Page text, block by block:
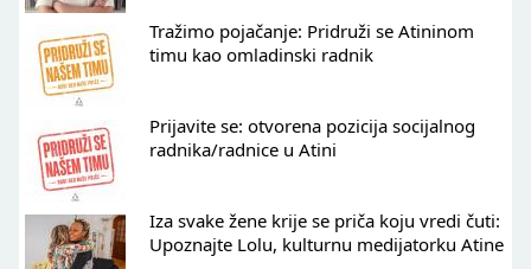
Tražimo pojačanje: Pridruži se Atininom
timu kao omladinski radnik
Prijavite se: otvorena pozicija socijalnog
radnika/radnice u Atini
Iza svake žene krije se priča koju vredi čuti:
Upoznajte Lolu, kulturnu medijatorku Atine